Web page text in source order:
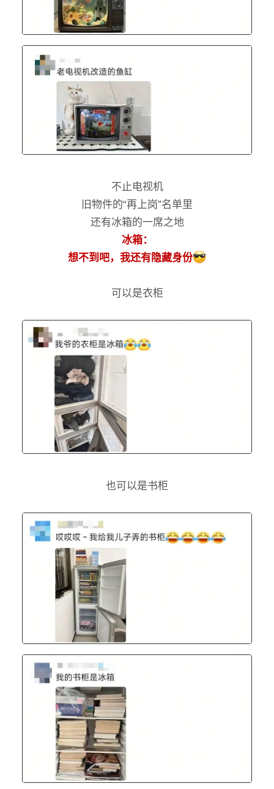
不止电视机
旧物件的“再上岗”名单里
还有冰箱的一席之地
冰箱：
想不到吧，我还有隐藏身份
可以是衣柜
也可以是书柜